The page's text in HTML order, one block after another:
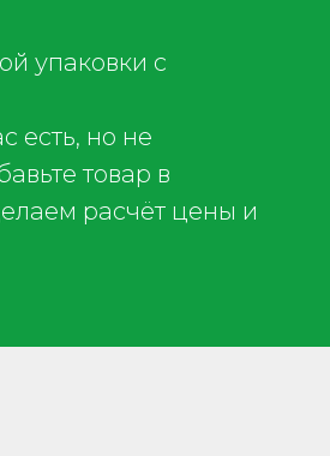
упаковки с
есть, но не
товар в
расчёт цены и